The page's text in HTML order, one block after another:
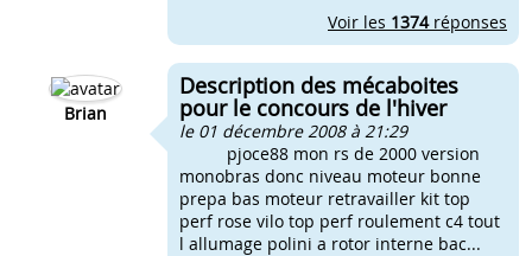
Voir les 1374réponses
Brian
Description des mécaboites
pour le concours de l'hiver
le 01 décembre 2008 à 21:29
pjoce88 mon rs de 2000 version
monobras donc niveau moteur bonne
prepa bas moteur retravailler kit top
perf rose vilo top perf roulement c4 tout
l allumage polini a rotor interne bac...